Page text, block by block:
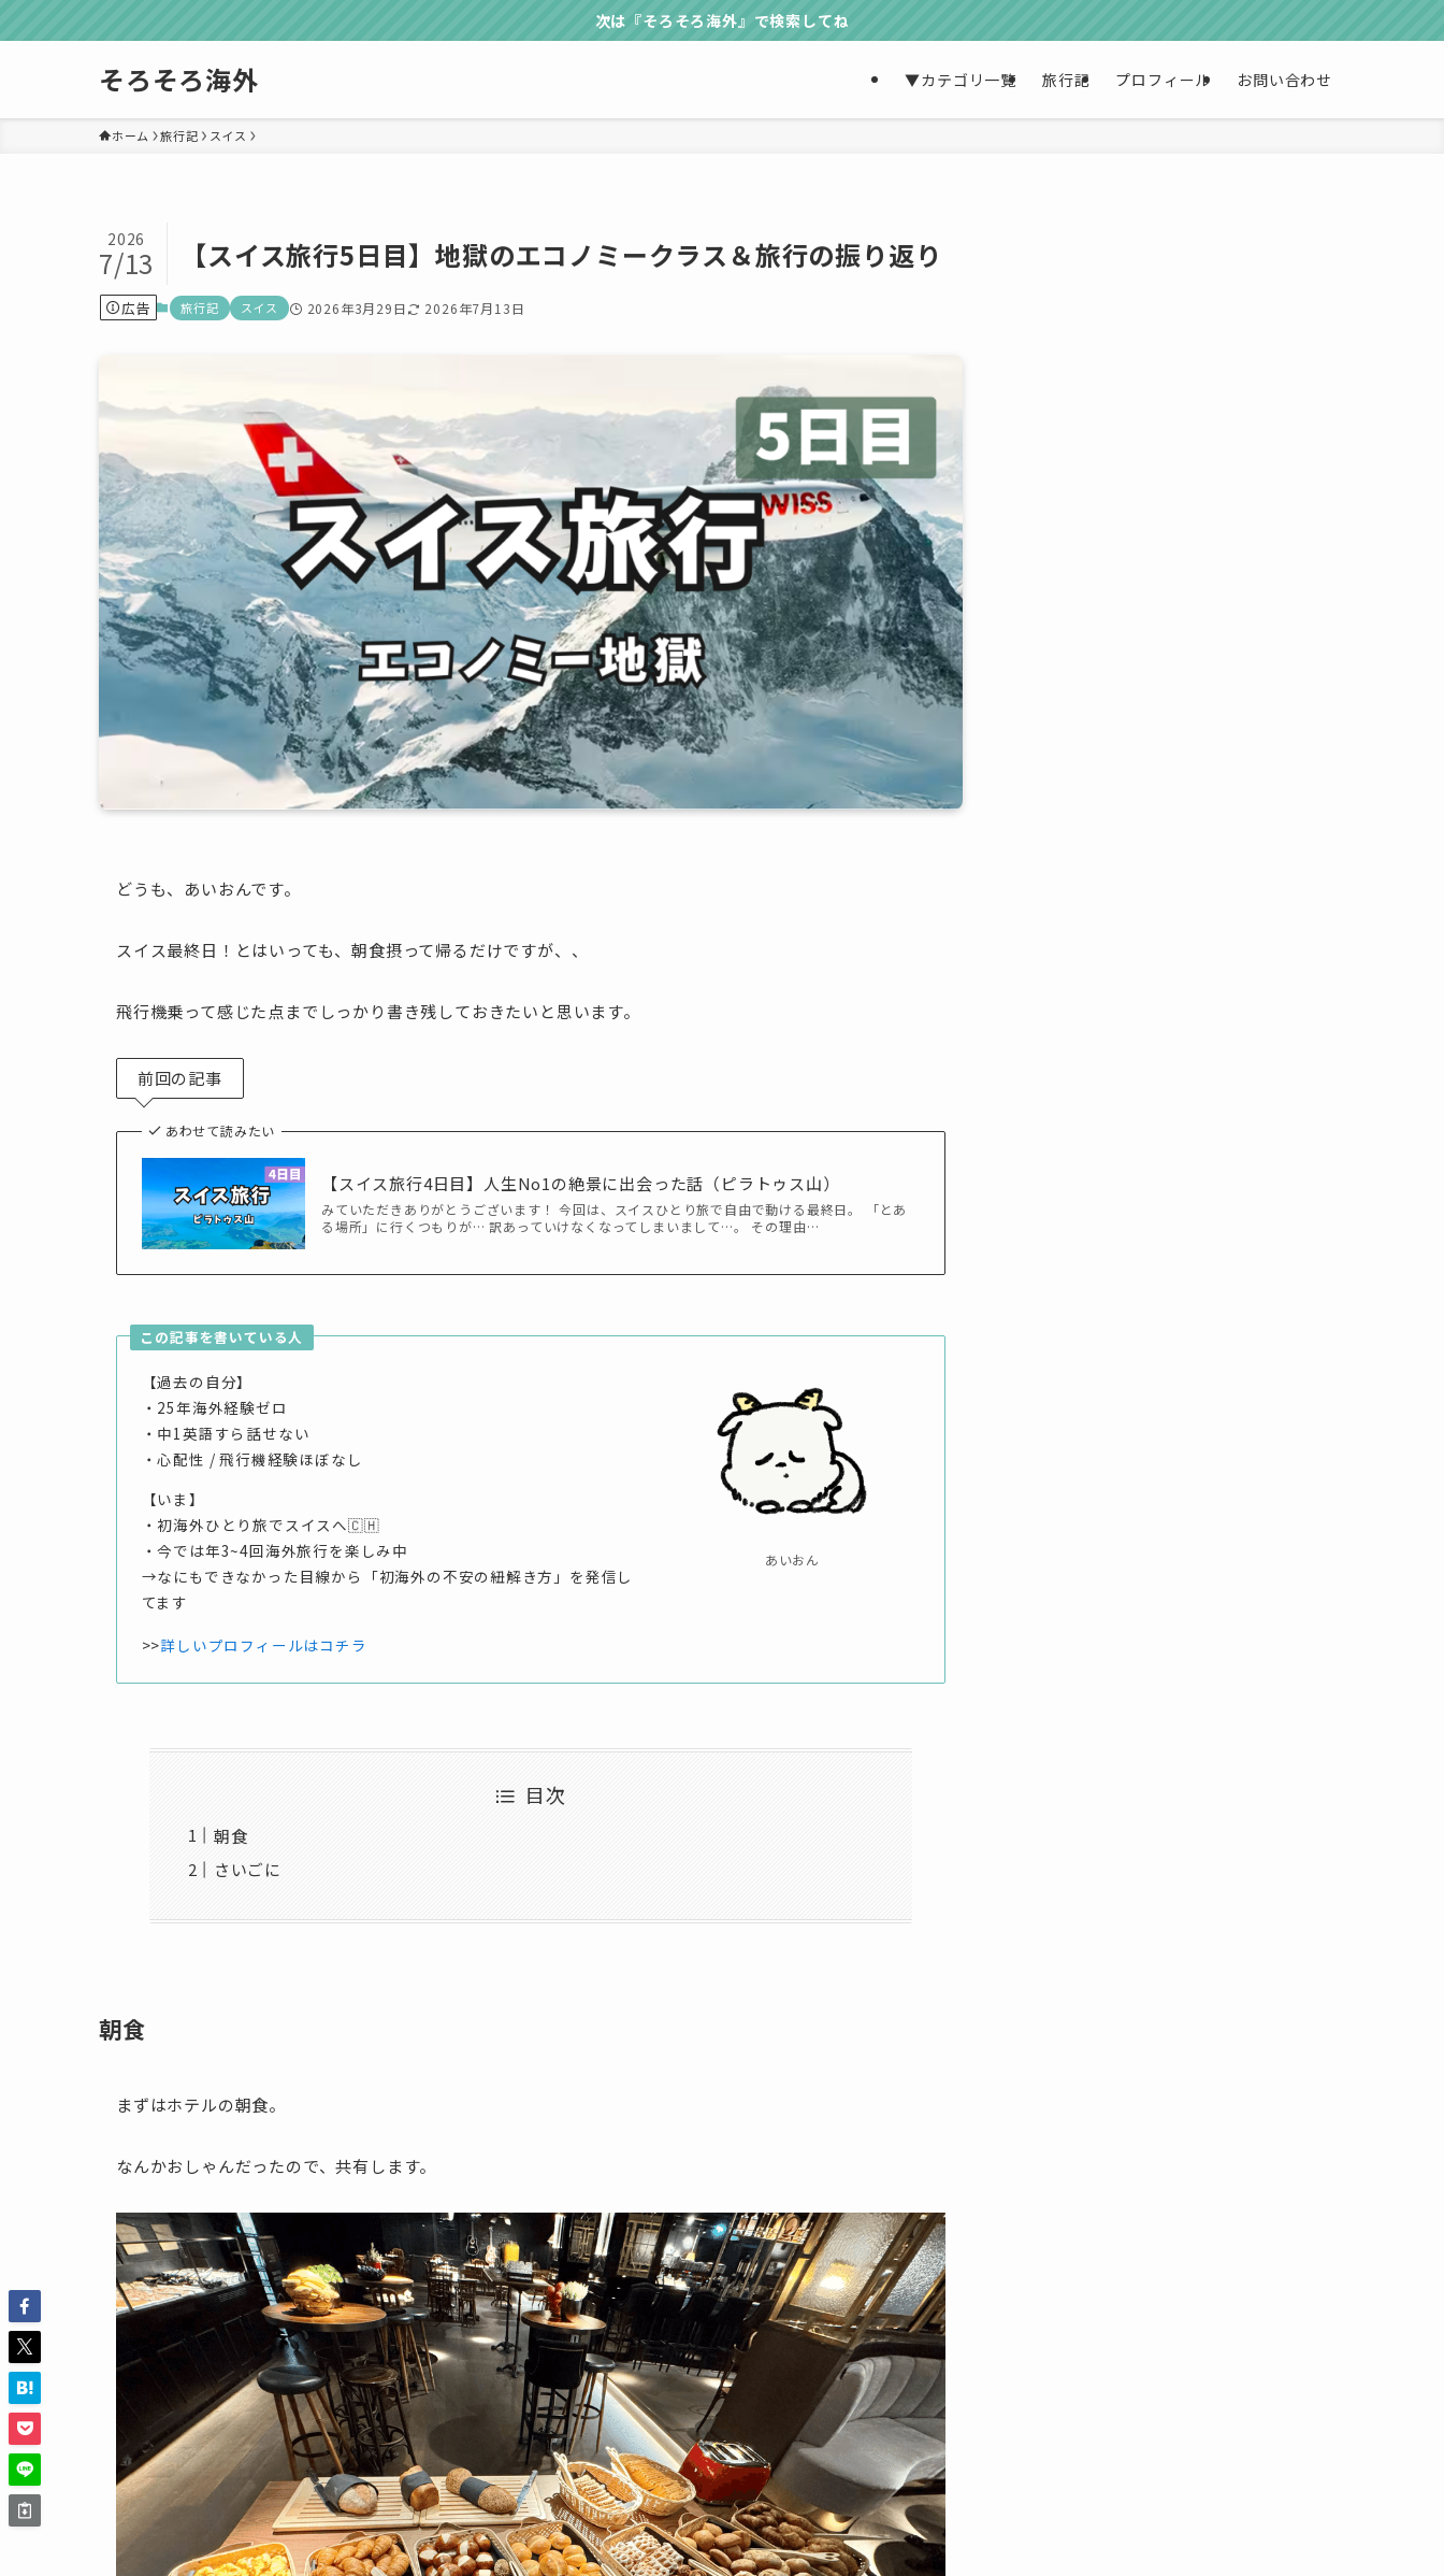
次は『そろそろ海外』で検索してね
そろそろ海外 ▼カテゴリ一覧 旅行記 プロフィール お問い合わせ
ホーム 旅行記 スイス
【スイス旅行5日目】地獄のエコノミークラス＆旅行の振り返り
2026
7/13
広告 旅行記 スイス 2026年3月29日 2026年7月13日
どうも、あいおんです。
スイス最終日！とはいっても、朝食摂って帰るだけですが、、
飛行機乗って感じた点までしっかり書き残しておきたいと思います。
前回の記事
あわせて読みたい
【スイス旅行4日目】人生No1の絶景に出会った話（ピラトゥス山）
みていただきありがとうございます！ 今回は、スイスひとり旅で自由で動ける最終日。 「とあ
る場所」に行くつもりが… 訳あっていけなくなってしまいまして…。 その理由…
この記事を書いている人
【過去の自分】
・25年海外経験ゼロ
・中1英語すら話せない
・心配性 / 飛行機経験ほぼなし
【いま】
・初海外ひとり旅でスイスへ🇨🇭
・今では年3~4回海外旅行を楽しみ中
→なにもできなかった目線から「初海外の不安の紐解き方」を発信し
てます
>>詳しいプロフィールはコチラ
あいおん
目次
朝食
さいごに
朝食
まずはホテルの朝食。
なんかおしゃんだったので、共有します。